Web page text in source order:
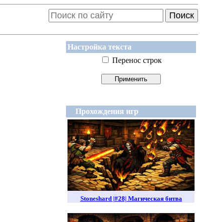
Поиск
Настройка текста
Перенос строк
Прохождения игр
Stoneshard |#28| Магическая битва